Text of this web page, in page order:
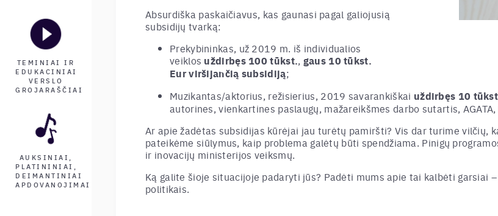
TEMINIAI IR
EDUKACINIAI
VERSLO
GROJARAŠČIAI
AUKSINIAI,
PLATININIAI,
DEIMANTINIAI
APDOVANOJIMAI
Absurdiška paskaičiavus, kas gaunasi pagal galiojusią
subsidijų tvarką:
Prekybininkas, už 2019 m. iš individualios
veiklos uždirbęs100 tūkst., gaus 10 tūkst.
Eurviršijančią subsidiją;
Muzikantas/aktorius, režisierius, 2019 savarankiškai uždirbęs 10
autorines, vienkartines paslaugų, mažareikšmes darbo sutartis, AGATA,
Ar apie žadėtas subsidijas kūrėjai jau turėtų pamiršti? Vis dar turime vilčių,
pateikėme siūlymus, kaip problema galėtų būti spendžiama. Pinigų
ir inovacijų ministerijos veiksmų.
Ką galite šioje situacijoje padaryti jūs? Padėti mums apie tai kalbėti garsiai
politikais.